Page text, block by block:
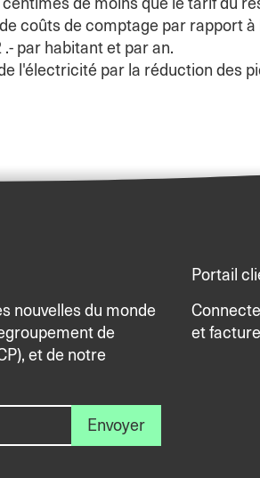
de moins que le tarif du
coûts de comptage par rapport
par habitant et par an.
l'électricité par la réduction des
nouvelles du monde
de
et de notre
Envoyer
Portail
et